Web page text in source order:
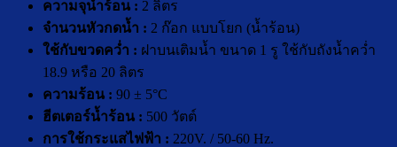
ความจุน้ำร้อน : 2 ลิตร
จำนวนหัวกดน้ำ : 2 ก๊อก แบบโยก (น้ำร้อน)
ใช้กับขวดคว่ำ : ฝาบนเติมน้ำ ขนาด 1 รู ใช้กับถังน้ำคว่ำ
18.9 หรือ 20 ลิตร
ความร้อน : 90 ± 5°C
ฮีตเตอร์น้ำร้อน : 500 วัตต์
การใช้กระแสไฟฟ้า : 220V. / 50-60 Hz.